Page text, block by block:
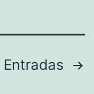
Entradas